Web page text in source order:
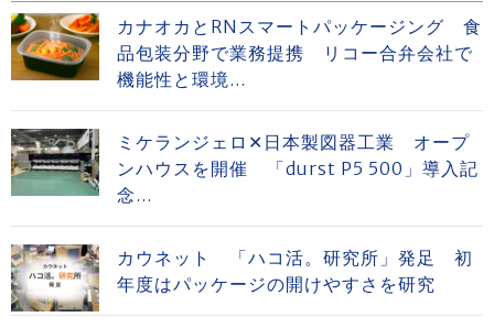
カナオカとRNスマートパッケージング 食
品包装分野で業務提携 リコー合弁会社で
機能性と環境...
ミケランジェロ✕日本製図器工業 オープ
ンハウスを開催 「durst P5 500」導入記
念...
カウネット 「ハコ活。研究所」発足 初
年度はパッケージの開けやすさを研究